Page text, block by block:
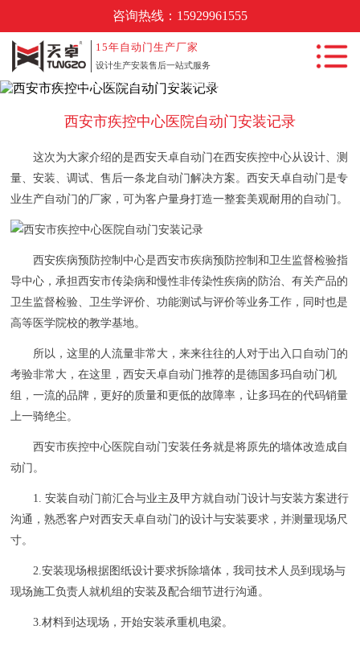
咨询热线： 15929961555
15年自动门生产厂家
设计生产安装售后一站式服务
首页
自动门产品中
心
自动门工程案
新闻动态
关于我们
西安市疾控中心医院自动门安装记录
西安市疾控中心医院自动门安装记录
这次为大家介绍的是西安天卓自动门在西安疾控中心从设计、测
量、安装、调试、售后一条龙自动门解决方案。西安天卓自动门是专
业生产自动门的厂家，可为客户量身打造一整套美观耐用的自动门。
西安疾病预防控制中心是西安市疾病预防控制和卫生监督检验指
导中心，承担西安市传染病和慢性非传染性疾病的防治、有关产品的
卫生监督检验、卫生学评价、功能测试与评价等业务工作，同时也是
高等医学院校的教学基地。
所以，这里的人流量非常大，来来往往的人对于出入口自动门的
考验非常大，在这里，西安天卓自动门推荐的是德国多玛自动门机
组，一流的品牌，更好的质量和更低的故障率，让多玛在的代码销量
上一骑绝尘。
西安市疾控中心医院自动门安装任务就是将原先的墙体改造成自
动门。
1. 安装自动门前汇合与业主及甲方就自动门设计与安装方案进行
沟通，熟悉客户对西安天卓自动门的设计与安装要求，并测量现场尺
寸。
2.安装现场根据图纸设计要求拆除墙体，我司技术人员到现场与
现场施工负责人就机组的安装及配合细节进行沟通。
3.材料到达现场，开始安装承重机电梁。